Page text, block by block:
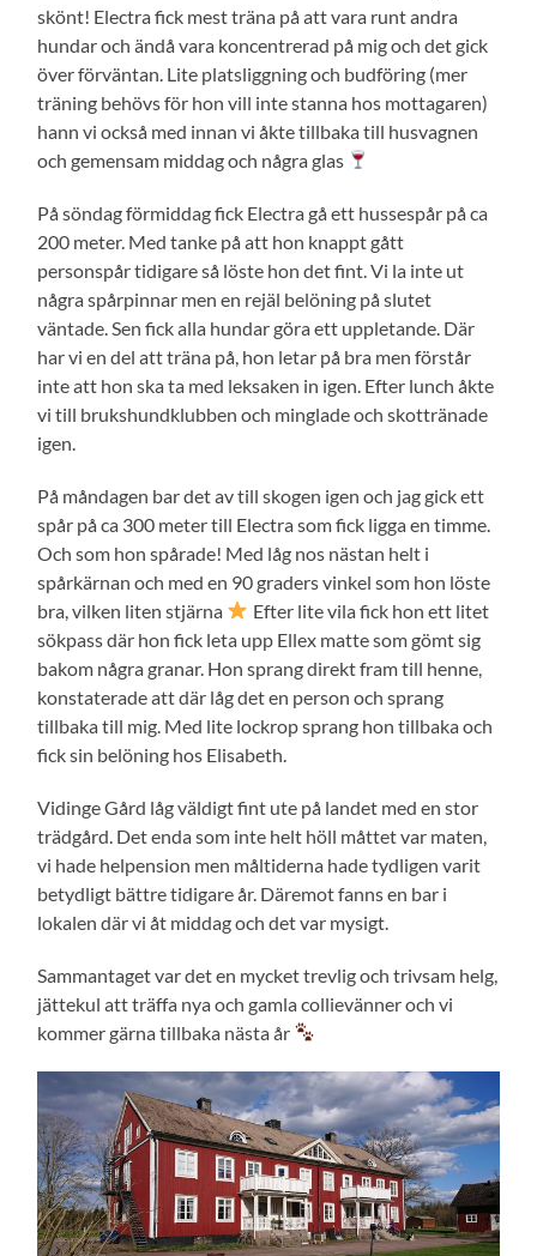
skönt! Electra fick mest träna på att vara runt andra
hundar och ändå vara koncentrerad på mig och det gick
över förväntan. Lite platsliggning och budföring (mer
träning behövs för hon vill inte stanna hos mottagaren)
hann vi också med innan vi åkte tillbaka till husvagnen
och gemensam middag och några glas
På söndag förmiddag fick Electra gå ett hussespår på ca
200 meter. Med tanke på att hon knappt gått
personspår tidigare så löste hon det fint. Vi la inte ut
några spårpinnar men en rejäl belöning på slutet
väntade. Sen fick alla hundar göra ett uppletande. Där
har vi en del att träna på, hon letar på bra men förstår
inte att hon ska ta med leksaken in igen. Efter lunch åkte
vi till brukshundklubben och minglade och skottränade
igen.
På måndagen bar det av till skogen igen och jag gick ett
spår på ca 300 meter till Electra som fick ligga en timme.
Och som hon spårade! Med låg nos nästan helt i
spårkärnan och med en 90 graders vinkel som hon löste
bra, vilken liten stjärna
Efter lite vila fick hon ett litet
sökpass där hon fick leta upp Ellex matte som gömt sig
bakom några granar. Hon sprang direkt fram till henne,
konstaterade att där låg det en person och sprang
tillbaka till mig. Med lite lockrop sprang hon tillbaka och
fick sin belöning hos Elisabeth.
Vidinge Gård låg väldigt fint ute på landet med en stor
trädgård. Det enda som inte helt höll måttet var maten,
vi hade helpension men måltiderna hade tydligen varit
betydligt bättre tidigare år. Däremot fanns en bar i
lokalen där vi åt middag och det var mysigt.
Sammantaget var det en mycket trevlig och trivsam helg,
jättekul att träffa nya och gamla collievänner och vi
kommer gärna tillbaka nästa år